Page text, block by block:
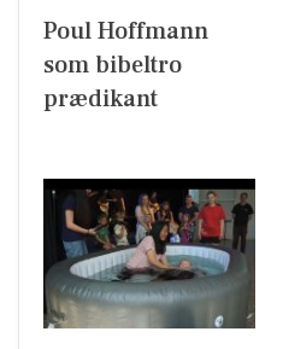
Poul Hoffmann
som bibeltro
prædikant